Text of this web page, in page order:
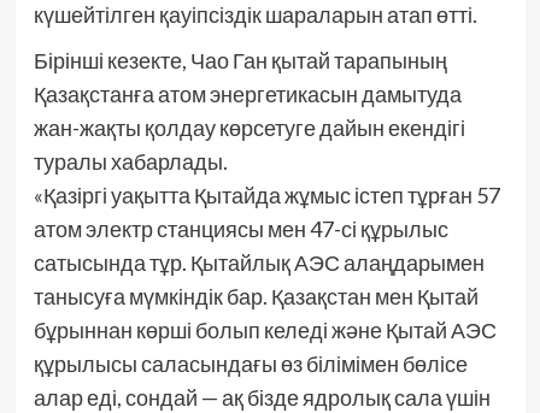
күшейтілген қауіпсіздік шараларын атап өтті.
Бірінші кезекте, Чао Ган қытай тарапының
Қазақстанға атом энергетикасын дамытуда
жан-жақты қолдау көрсетуге дайын екендігі
туралы хабарлады.
«Қазіргі уақытта Қытайда жұмыс істеп тұрған 57
атом электр станциясы мен 47-сі құрылыс
сатысында тұр. Қытайлық АЭС алаңдарымен
танысуға мүмкіндік бар. Қазақстан мен Қытай
бұрыннан көрші болып келеді және Қытай АЭС
құрылысы саласындағы өз білімімен бөлісе
алар еді, сондай — ақ бізде ядролық сала үшін